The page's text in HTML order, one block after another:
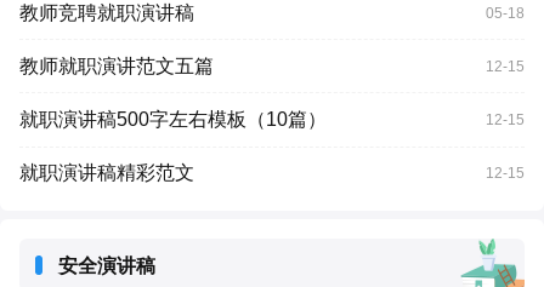
教师竞聘就职演讲稿 05-18
教师就职演讲范文五篇 12-15
就职演讲稿500字左右模板（10篇） 12-15
就职演讲稿精彩范文 12-15
安全演讲稿